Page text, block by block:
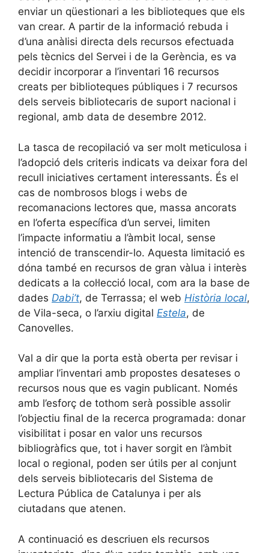
enviar un qüestionari a les biblioteques que els
van crear. A partir de la informació rebuda i
d’una anàlisi directa dels recursos efectuada
pels tècnics del Servei i de la Gerència, es va
decidir incorporar a l’inventari 16 recursos
creats per biblioteques públiques i 7 recursos
dels serveis bibliotecaris de suport nacional i
regional, amb data de desembre 2012.
La tasca de recopilació va ser molt meticulosa i
l’adopció dels criteris indicats va deixar fora del
recull iniciatives certament interessants. És el
cas de nombrosos blogs i webs de
recomanacions lectores que, massa ancorats
en l’oferta específica d’un servei, limiten
l’impacte informatiu a l’àmbit local, sense
intenció de transcendir-lo. Aquesta limitació es
dóna també en recursos de gran vàlua i interès
dedicats a la col·lecció local, com ara la base de
dades Dabi’t, de Terrassa; el web Història local,
de Vila-seca, o l’arxiu digital Estela, de
Canovelles.
Val a dir que la porta està oberta per revisar i
ampliar l’inventari amb propostes desateses o
recursos nous que es vagin publicant. Només
amb l’esforç de tothom serà possible assolir
l’objectiu final de la recerca programada: donar
visibilitat i posar en valor uns recursos
bibliogràfics que, tot i haver sorgit en l’àmbit
local o regional, poden ser útils per al conjunt
dels serveis bibliotecaris del Sistema de
Lectura Pública de Catalunya i per als
ciutadans que atenen.
A continuació es descriuen els recursos